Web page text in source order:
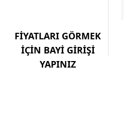
FİYATLARI GÖRMEK
İÇİN BAYİ GİRİŞİ
YAPINIZ